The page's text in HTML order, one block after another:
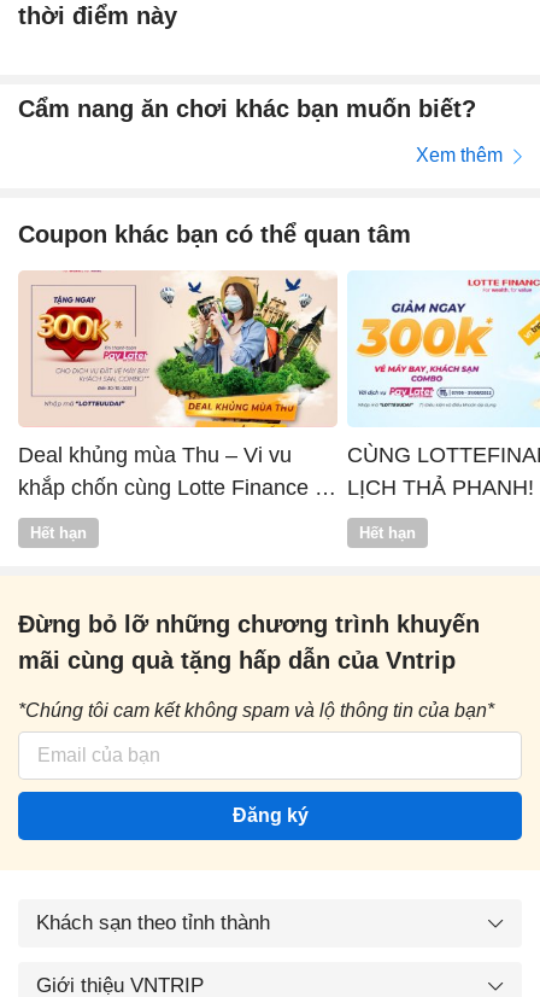
thời điểm này
Cẩm nang ăn chơi khác bạn muốn biết?
Xem thêm
Coupon khác bạn có thể quan tâm
Deal khủng mùa Thu – Vi vu
khắp chốn cùng Lotte Finance x
Vntrip
Hết hạn
CÙNG
LỊCH THẢ PHANH!
Hết hạn
Đừng bỏ lỡ những chương trình khuyến
mãi cùng quà tặng hấp dẫn của Vntrip
*Chúng tôi cam kết không spam và lộ thông tin của bạn*
Đăng ký
Khách sạn theo tỉnh thành
Giới thiệu VNTRIP